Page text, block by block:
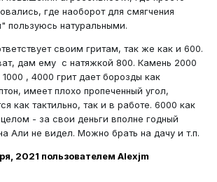
где наоборот для смягчения
пользуюсь натуральными.
своим гритам, так же как и 600.
дам ему с натяжкой 800. Камень 2000
, 4000 грит дает борозды как
имеет плохо пропеченный угол,
как тактильно, так и в работе. 6000 как
- за свои деньги вполне годный
Али не видел. Можно брать на дачу и т.п.
2021 пользователем Alexjm